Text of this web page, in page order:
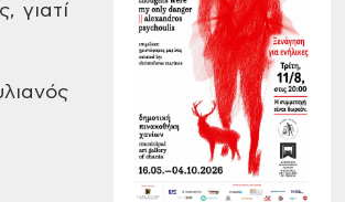
γιατί
Συνεχίζονται οι
δωρεάν ξεναγήσεις
για ενήλικες στη
Δημοτική
Πινακοθήκη Χανίων:
Την Τρίτη 11/08